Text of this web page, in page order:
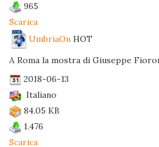
965
Scarica
UmbriaOn HOT
A Roma la mostra di Giuseppe
2018-06-13
Italiano
84.05 KB
1.476
Scarica